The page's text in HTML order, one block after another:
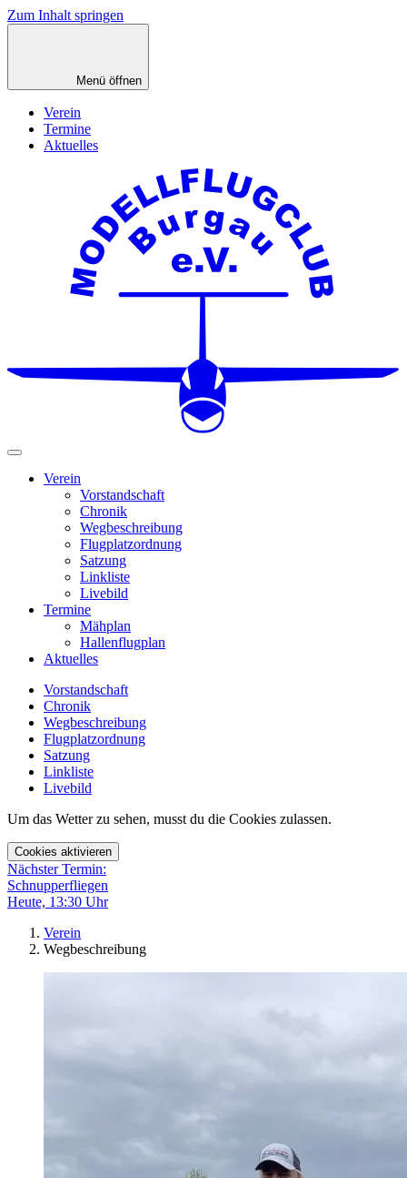
Zum Inhalt springen
Menü öffnen
Verein
Termine
Aktuelles
Verein
Vorstandschaft
Chronik
Wegbeschreibung
Flugplatzordnung
Satzung
Linkliste
Livebild
Termine
Mähplan
Hallenflugplan
Aktuelles
Vorstandschaft
Chronik
Wegbeschreibung
Flugplatzordnung
Satzung
Linkliste
Livebild
Um das Wetter zu sehen, musst du die Cookies zulassen.
Cookies aktivieren
Nächster Termin:
Schnupperfliegen
Heute, 13:30 Uhr
Verein
Wegbeschreibung